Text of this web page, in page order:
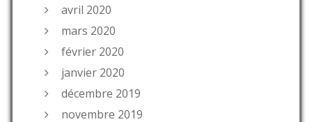
avril 2020
mars 2020
février 2020
janvier 2020
décembre 2019
novembre 2019